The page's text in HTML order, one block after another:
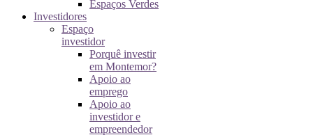
Espaços Verdes
Investidores
Espaço
investidor
Porquê investir
em Montemor?
Apoio ao
emprego
Apoio ao
investidor e
empreendedor